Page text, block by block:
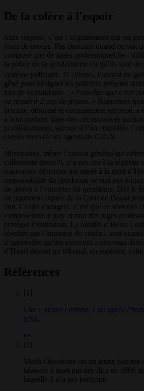
De la colère à l'espoir
Sans surprise, c’est l’acquittement qui est
jours de procès. Pas étonnant quand on sait
composé que de juges professionnel.les :
la police ou la gendarmerie vu qu’ils sont un
système judiciaire. D’ailleurs, l’avocat du
gêné pour désigner les policiers présents
lors de sa plaidoirie : «
Peut-être que c’est
va requérir 2 ans de prison.
» Rappelons
homme, désarmé et certainement terrorisé, a
à bout portant, dans des circonstances
problématiques, surtout si l’on considère
censés recevoir les agents du GIGN.
Néanmoins, même l’avocat général qui
collectivité (nous?), n’a pas cru à la légitime
mauvaises décisions ont mené à la mort
responsabilité du gendarme ne soit pas
de prison à l’encontre du gendarme. Dés le
du jugement auprès de la Cour de Douai
lieu. Ce qui changera, c’est que ce sont des
composeront le jury et non des juges
protéger l’institution. La famille d’Henri
révoltés par l’annonce du verdict, sont
d’apprendre qu’iels pourront à nouveau
d’Henri devant un tribunal, en espérant,
Références
[1]
Lire « Henri Lenfant, 1 an après
n°61.
↩
[2]
Malik Oussekine est un jeune homme
tabasser à mort par des flics en 1986
laquelle il n’a pas participé.